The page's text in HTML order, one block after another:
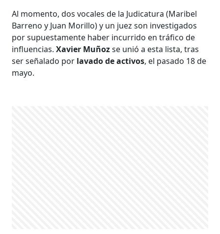
Al momento, dos vocales de la Judicatura (Maribel
Barreno y Juan Morillo) y un juez son investigados
por supuestamente haber incurrido en tráfico de
influencias.Xavier Muñozse unió a esta lista, tras
ser señalado por lavado de activos, el pasado 18 de
mayo.